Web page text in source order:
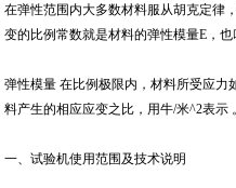
在弹性范围内大多数材料服从胡克定律
变的比例常数就是材料的弹性模量E，也
弹性模量 在比例极限内，材料所受应
料产生的相应应变之比，用牛/米^2表示
一、试验机使用范围及技术说明